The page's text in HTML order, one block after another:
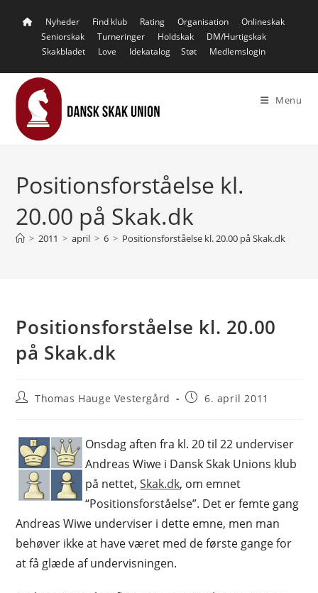
Nyheder Find klub Rating Organisation
Onlineskak
Seniorskak
Turneringer Holdskak
DM/Hurtigskak
Skakbladet
Love Idekatalog Støt Medlemslogin
Menu
Positionsforståelse kl.
20.00 på Skak.dk
> 2011 > april > 6 > Positionsforståelse kl. 20.00 på Skak.dk
Positionsforståelse kl. 20.00
på Skak.dk
PostThomas Hauge Vestergård
Post6. april 2011
Onsdag aften fra kl. 20 til 22 underviser
Andreas Wiwe i Dansk Skak Unions klub
på nettet,Skak.dk, om emnet
“Positionsforståelse”. Det er femte gang
Andreas Wiwe underviser i dette emne, men man
behøver ikke at have været med de første gange for
at få glæde af undervisningen.